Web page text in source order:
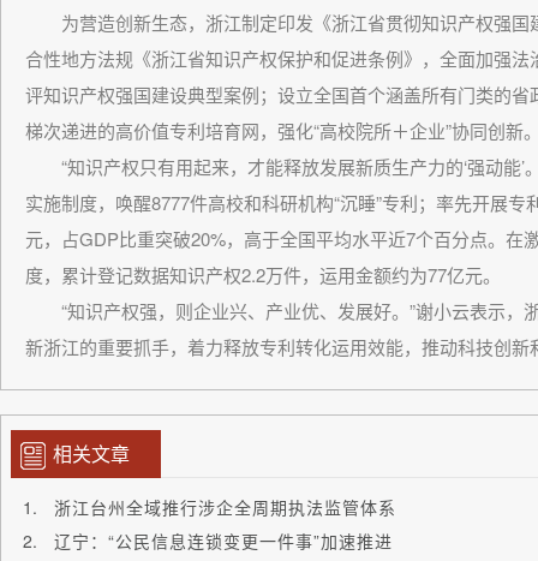
为营造创新生态，浙江制定印发《浙江省贯彻知识产权强国
合性地方法规《浙江省知识产权保护和促进条例》，全面加强
评知识产权强国建设典型案例；设立全国首个涵盖所有门类的
梯次递进的高价值专利培育网，强化“高校院所＋企业”协同创新
“知识产权只有用起来，才能释放发展新质生产力的‘强动能’
实施制度，唤醒8777件高校和科研机构“沉睡”专利；率先开展
元，占GDP比重突破20%，高于全国平均水平近7个百分点。
度，累计登记数据知识产权2.2万件，运用金额约为77亿元。
“知识产权强，则企业兴、产业优、发展好。”谢小云表示，
新浙江的重要抓手，着力释放专利转化运用效能，推动科技创
相关文章
浙江台州全域推行涉企全周期执法监管体系
辽宁：“公民信息连锁变更一件事”加速推进